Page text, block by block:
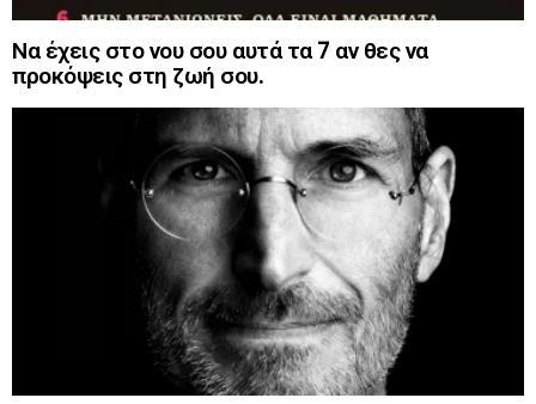
Να έχεις στο νου σου αυτά τα 7 αν θες να
προκόψεις στη ζωή σου.